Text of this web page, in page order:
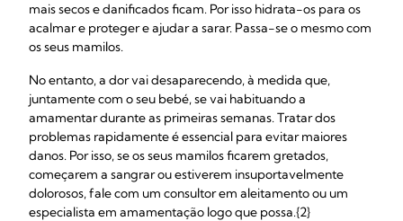
mais secos e danificados ficam. Por isso hidrata-os para os
acalmar e proteger e ajudar a sarar. Passa-se o mesmo com
os seus mamilos.
No entanto, a dor vai desaparecendo, à medida que,
juntamente com o seu bebé, se vai habituando a
amamentar durante as primeiras semanas. Tratar dos
problemas rapidamente é essencial para evitar maiores
danos. Por isso, se os seus mamilos ficarem gretados,
começarem a sangrar ou estiverem insuportavelmente
dolorosos, fale com um consultor em aleitamento ou um
especialista em amamentação logo que possa.{2}